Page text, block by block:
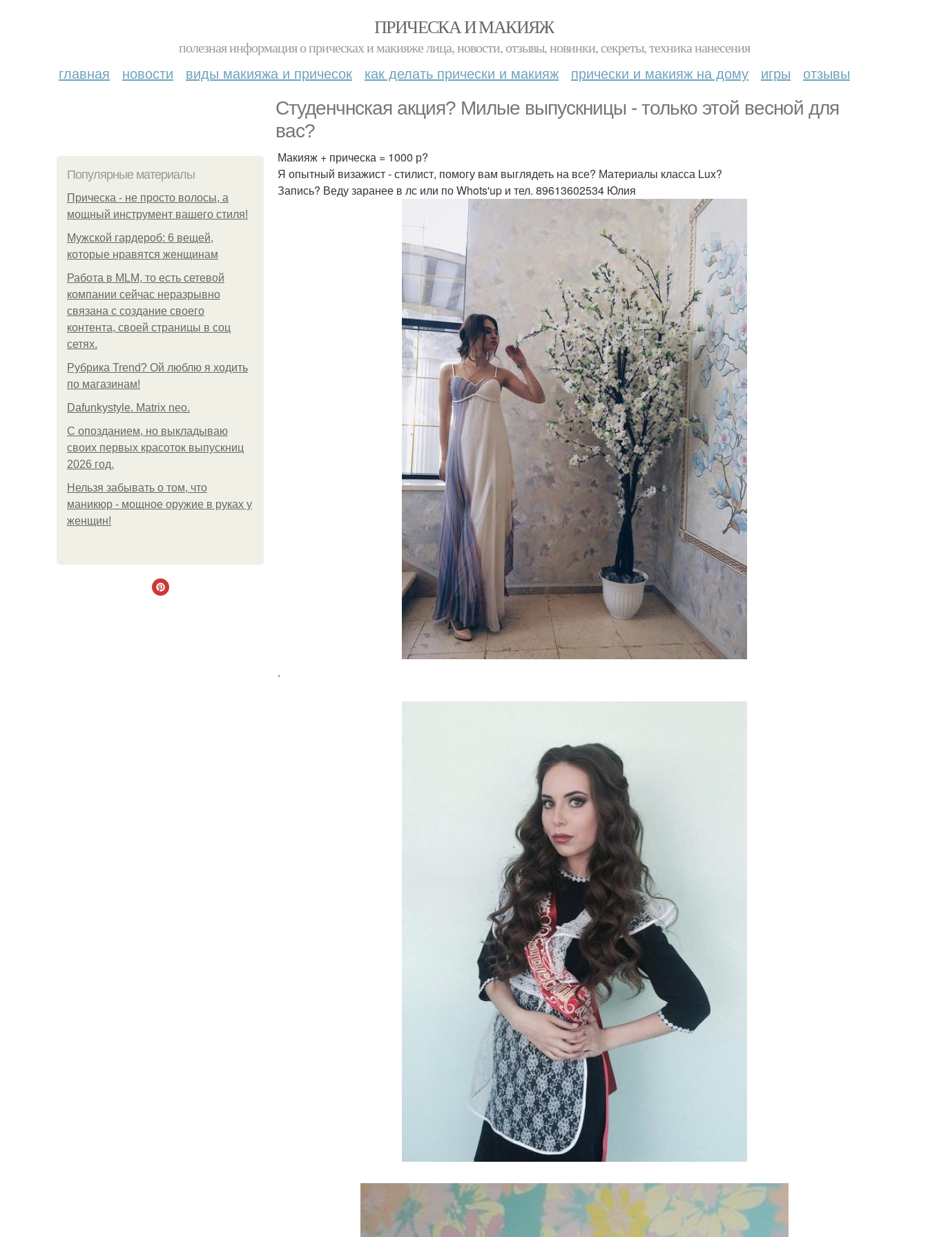
ПРИЧЕСКА И МАКИЯЖ
полезная информация о прическах и макияже лица, новости, отзывы, новинки, секреты, техника нанесения
главная новости виды макияжа и причесок как делать прически и макияж прически и макияж на дому игры отзывы
Студенчнская акция? Милые выпускницы - только этой весной для
вас?
Популярные материалы
Прическа - не просто волосы, а
мощный инструмент вашего стиля!
Мужской гардероб: 6 вещей,
которые нравятся женщинам
Работа в MLM, то есть сетевой
компании сейчас неразрывно
связана с создание своего
контента, своей страницы в соц
сетях.
Рубрика Trend? Ой люблю я ходить
по магазинам!
Dafunkystyle. Matrix neo.
С опозданием, но выкладываю
своих первых красоток выпускниц
2026 год.
Нельзя забывать о том, что
маникюр - мощное оружие в руках у
женщин!
Макияж + прическа = 1000 р?
Я опытный визажист - стилист, помогу вам выглядеть на все? Материалы класса Lux?
Запись? Веду заранее в лс или по Whots'up и тел. 89613602534 Юлия
.